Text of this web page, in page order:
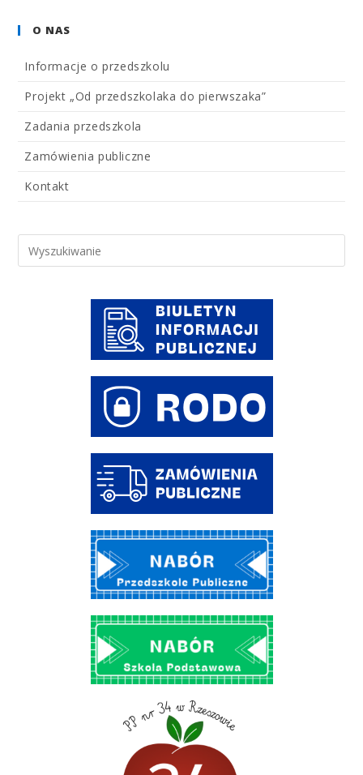
O NAS
Informacje o przedszkolu
Projekt „Od przedszkolaka do pierwszaka”
Zadania przedszkola
Zamówienia publiczne
Kontakt